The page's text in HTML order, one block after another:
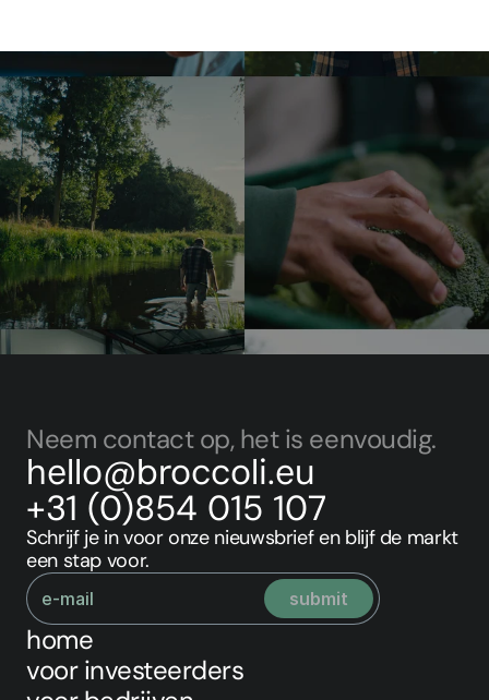
voor investeerders
Voor bedrijven
Neem contact op, het is eenvoudig.
hello@broccoli.eu
+31 (0)854 015 107
Schrijf je in voor onze nieuwsbrief en blijf de markt
een stap voor.
home
voor investeerders